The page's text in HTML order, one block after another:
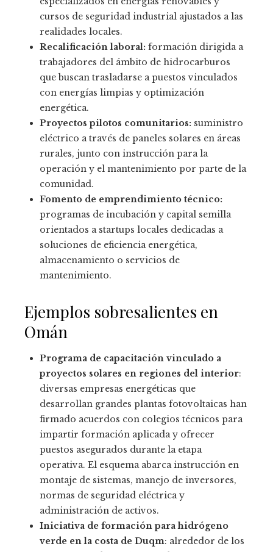
cursos de seguridad industrial ajustados a las
realidades locales.
Recalificación laboral: formación dirigida a
trabajadores del ámbito de hidrocarburos
que buscan trasladarse a puestos vinculados
con energías limpias y optimización
energética.
Proyectos pilotos comunitarios: suministro
eléctrico a través de paneles solares en áreas
rurales, junto con instrucción para la
operación y el mantenimiento por parte de la
comunidad.
Fomento de emprendimiento técnico:
programas de incubación y capital semilla
orientados a startups locales dedicadas a
soluciones de eficiencia energética,
almacenamiento o servicios de
mantenimiento.
Ejemplos sobresalientes en
Omán
Programa de capacitación vinculado a
proyectos solares en regiones del interior:
diversas empresas energéticas que
desarrollan grandes plantas fotovoltaicas han
firmado acuerdos con colegios técnicos para
impartir formación aplicada y ofrecer
puestos asegurados durante la etapa
operativa. El esquema abarca instrucción en
montaje de sistemas, manejo de inversores,
normas de seguridad eléctrica y
administración de activos.
Iniciativa de formación para hidrógeno
verde en la costa de Duqm: alrededor de los